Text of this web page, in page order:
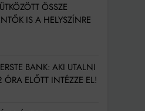
ÖSSZE
IS A HELYSZÍNRE
BANK: AKI UTALNI
ELŐTT INTÉZZE EL!